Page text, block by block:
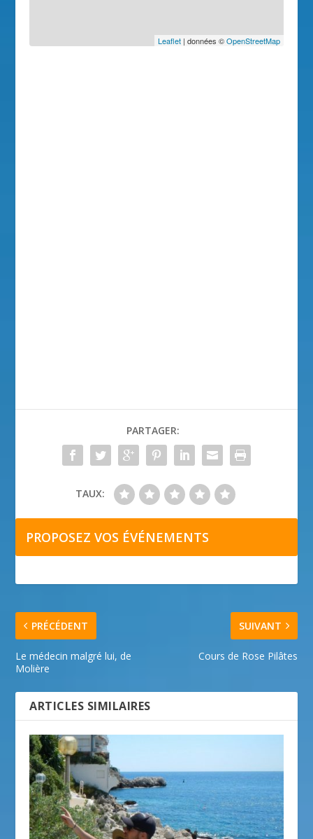
Leaflet| données ©OpenStreetMap
PARTAGER:
TAUX:
PROPOSEZ VOS ÉVÉNEMENTS
PRÉCÉDENT
Le médecin malgré lui, de
Molière
SUIVANT
Cours de Rose Pilâtes
ARTICLES SIMILAIRES